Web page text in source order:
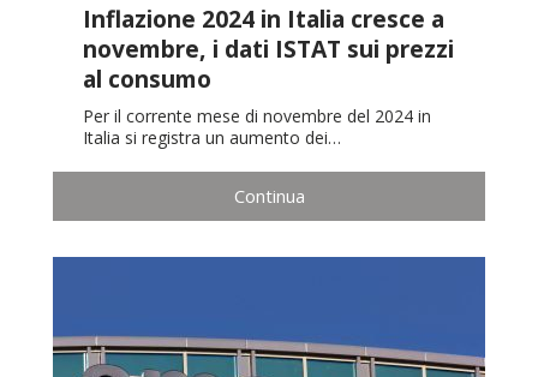
Inflazione 2024 in Italia cresce a
novembre, i dati ISTAT sui prezzi
al consumo
Per il corrente mese di novembre del 2024 in
Italia si registra un aumento dei…
Continua